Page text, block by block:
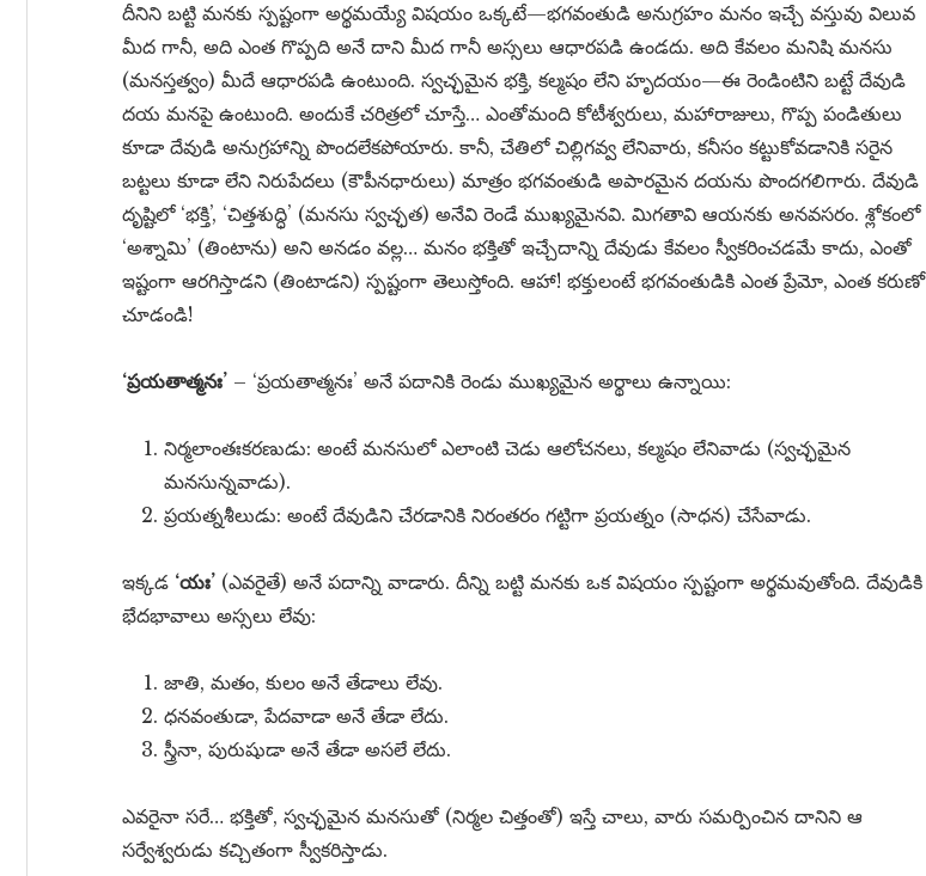
దీనిని బట్టి మనకు స్పష్టంగా అర్థమయ్యే విషయం ఒక్కటే—భగవంతుడి అనుగ్రహం మనం ఇచ్చే వస్తువు విలువ
మీద గానీ, అది ఎంత గొప్పది అనే దాని మీద గానీ అస్సలు ఆధారపడి ఉండదు. అది కేవలం మనిషి మనసు
(మనస్తత్వం) మీదే ఆధారపడి ఉంటుంది. స్వచ్ఛమైన భక్తి, కల్మషం లేని హృదయం—ఈ రెండింటిని బట్టే దేవుడి
దయ మనపై ఉంటుంది. అందుకే చరిత్రలో చూస్తే… ఎంతోమంది కోటీశ్వరులు, మహారాజులు, గొప్ప పండితులు
కూడా దేవుడి అనుగ్రహాన్ని పొందలేకపోయారు. కానీ, చేతిలో చిల్లిగవ్వ లేనివారు, కనీసం కట్టుకోవడానికి సరైన
బట్టలు కూడా లేని నిరుపేదలు (కౌపీనధారులు) మాత్రం భగవంతుడి అపారమైన దయను పొందగలిగారు. దేవుడి
దృష్టిలో ‘భక్తి’, ‘చిత్తశుద్ధి’ (మనసు స్వచ్ఛత) అనేవి రెండే ముఖ్యమైనవి. మిగతావి ఆయనకు అనవసరం. శ్లోకంలో
‘అశ్నామి’ (తింటాను) అని అనడం వల్ల… మనం భక్తితో ఇచ్చేదాన్ని దేవుడు కేవలం స్వీకరించడమే కాదు, ఎంతో
ఇష్టంగా ఆరగిస్తాడని (తింటాడని) స్పష్టంగా తెలుస్తోంది. ఆహా! భక్తులంటే భగవంతుడికి ఎంత ప్రేమో, ఎంత కరుణో
చూడండి!
‘ప్రయతాత్మనః’ – ‘ప్రయతాత్మనః’ అనే పదానికి రెండు ముఖ్యమైన అర్థాలు ఉన్నాయి:
నిర్మలాంతఃకరణుడు: అంటే మనసులో ఎలాంటి చెడు ఆలోచనలు, కల్మషం లేనివాడు (స్వచ్ఛమైన
మనసున్నవాడు).
ప్రయత్నశీలుడు: అంటే దేవుడిని చేరడానికి నిరంతరం గట్టిగా ప్రయత్నం (సాధన) చేసేవాడు.
ఇక్కడ ‘యః’ (ఎవరైతే) అనే పదాన్ని వాడారు. దీన్ని బట్టి మనకు ఒక విషయం స్పష్టంగా అర్థమవుతోంది. దేవుడికి
భేదభావాలు అస్సలు లేవు:
జాతి, మతం, కులం అనే తేడాలు లేవు.
ధనవంతుడా, పేదవాడా అనే తేడా లేదు.
స్త్రీనా, పురుషుడా అనే తేడా అసలే లేదు.
ఎవరైనా సరే… భక్తితో, స్వచ్ఛమైన మనసుతో (నిర్మల చిత్తంతో) ఇస్తే చాలు, వారు సమర్పించిన దానిని ఆ
సర్వేశ్వరుడు కచ్చితంగా స్వీకరిస్తాడు.